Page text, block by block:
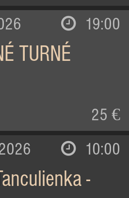
19:00
TURNÉ
25 €
10:00
-